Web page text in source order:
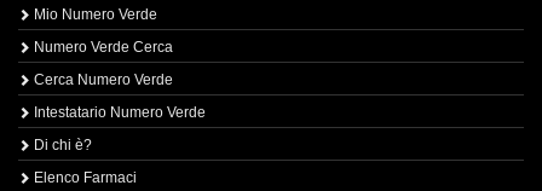
Mio Numero Verde
Numero Verde Cerca
Cerca Numero Verde
Intestatario Numero Verde
Di chi è?
Elenco Farmaci